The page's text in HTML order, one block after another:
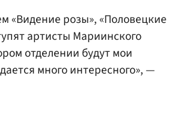
«Видение розы», «Половецкие
артисты Мариинского
отделении будут мои
много интересного», —